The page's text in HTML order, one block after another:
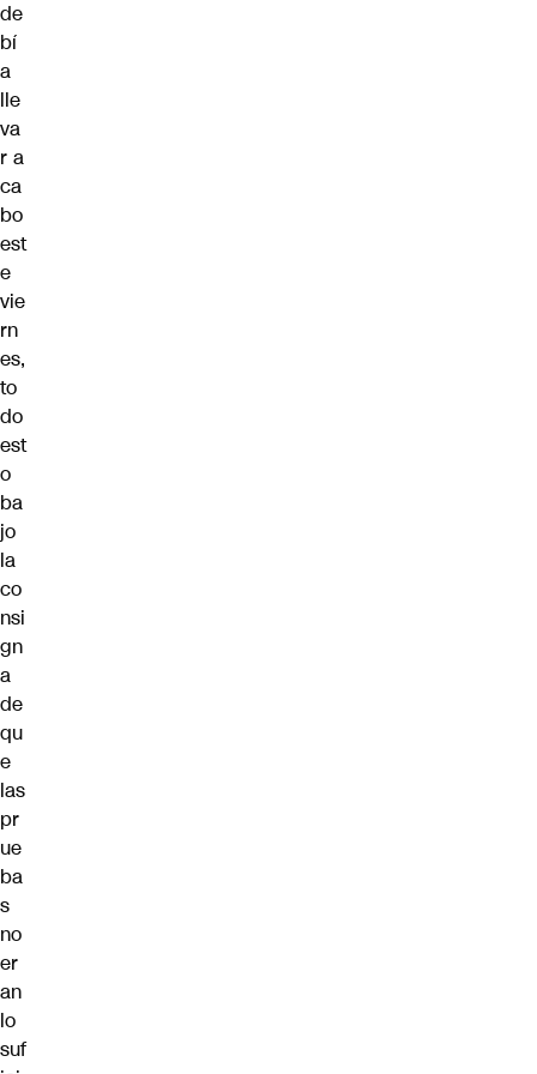
de
bí
a
lle
va
r a
ca
bo
est
e
vie
rn
es,
to
do
est
o
ba
jo
la
co
nsi
gn
a
de
qu
e
las
pr
ue
ba
s
no
er
an
lo
suf